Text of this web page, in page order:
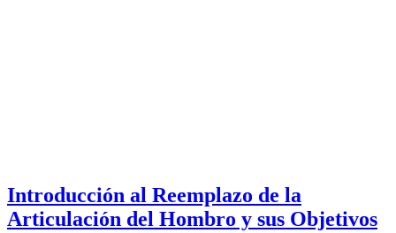
Introducción al Reemplazo de la
Articulación del Hombro y sus Objetivos